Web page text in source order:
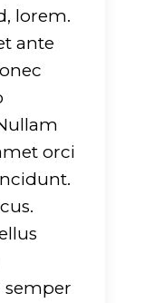
lorem.
ante
orci
semper